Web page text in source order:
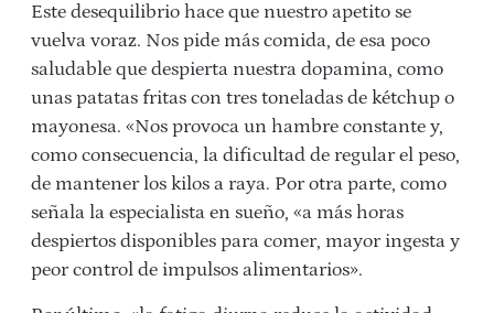
Este desequilibrio hace que nuestro apetito se
vuelva voraz. Nos pide más comida, de esa poco
saludable que despierta nuestra dopamina, como
unas patatas fritas con tres toneladas de kétchup o
mayonesa. «Nos provoca un hambre constante y,
como consecuencia, la dificultad de regular el peso,
de mantener los kilos a raya. Por otra parte, como
señala la especialista en sueño, «a más horas
despiertos disponibles para comer, mayor ingesta y
peor control de impulsos alimentarios».